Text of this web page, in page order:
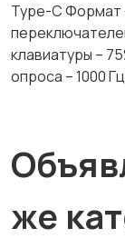
Type-C Формат
клавиатуры –
опроса – 1000
же